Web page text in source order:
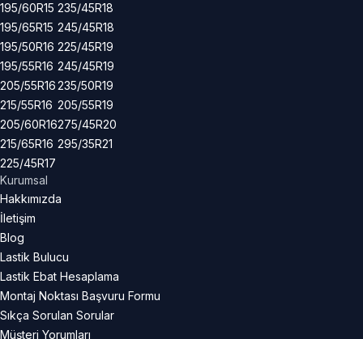
195/60R15
195/65R15
195/50R16
195/55R16
205/55R16
215/55R16
205/60R16
215/65R16
225/45R17
235/45R18
245/45R18
225/45R19
245/45R19
235/50R19
205/55R19
275/45R20
295/35R21
Kurumsal
Hakkımızda
İletişim
Blog
Lastik Bulucu
Lastik Ebat Hesaplama
Montaj Noktası Başvuru Formu
Sıkça Sorulan Sorular
Müşteri Yorumları